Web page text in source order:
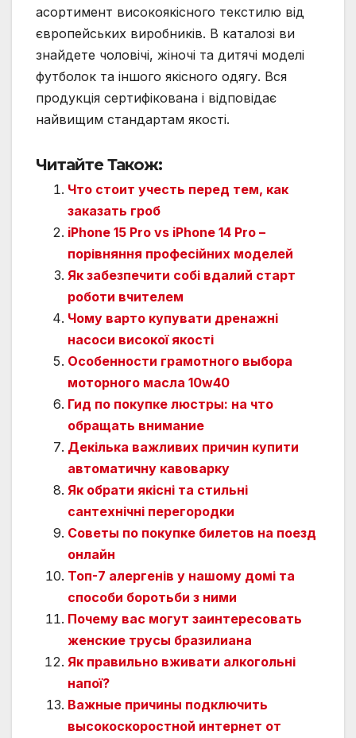
асортимент високоякісного текстилю від
європейських виробників. В каталозі ви
знайдете чоловічі, жіночі та дитячі моделі
футболок та іншого якісного одягу. Вся
продукція сертифікована і відповідає
найвищим стандартам якості.
Читайте Також:
Что стоит учесть перед тем, как
заказать гроб
iPhone 15 Pro vs iPhone 14 Pro –
порівняння професійних моделей
Як забезпечити собі вдалий старт
роботи вчителем
Чому варто купувати дренажні
насоси високої якості
Особенности грамотного выбора
моторного масла 10w40
Гид по покупке люстры: на что
обращать внимание
Декілька важливих причин купити
автоматичну кавоварку
Як обрати якісні та стильні
сантехнічні перегородки
Советы по покупке билетов на поезд
онлайн
Топ-7 алергенів у нашому домі та
способи боротьби з ними
Почему вас могут заинтересовать
женские трусы бразилиана
Як правильно вживати алкогольні
напої?
Важные причины подключить
высокоскоростной интернет от